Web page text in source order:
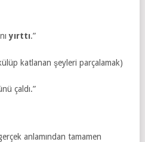
yırttı.”
katlanan şeyleri parçalamak)
çaldı.”
anlamından tamamen